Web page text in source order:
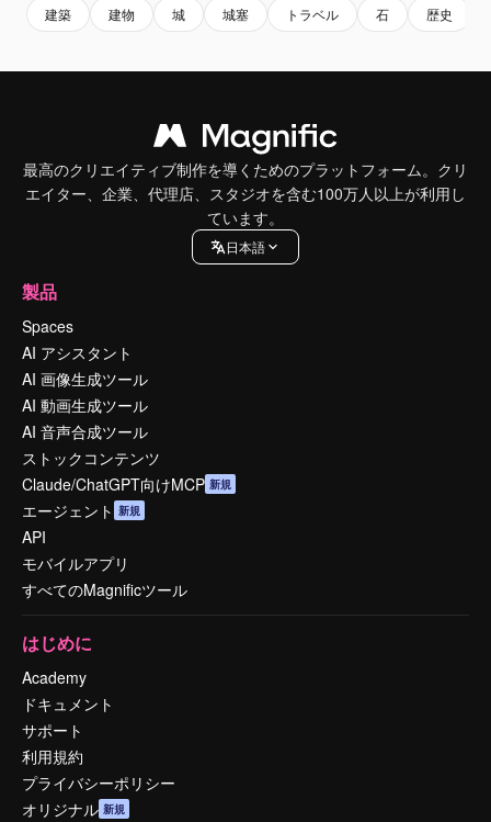
建築 建物 城 城塞 トラベル 石 歴史
最高のクリエイティブ制作を導くためのプラットフォーム。クリ
エイター、企業、代理店、スタジオを含む100万人以上が利用し
ています。
日本語
製品
Spaces
AI アシスタント
AI 画像生成ツール
AI 動画生成ツール
AI 音声合成ツール
ストックコンテンツ
Claude/ChatGPT向けMCP 新規
エージェント 新規
API
モバイルアプリ
すべてのMagnificツール
はじめに
Academy
ドキュメント
サポート
利用規約
プライバシーポリシー
オリジナル 新規